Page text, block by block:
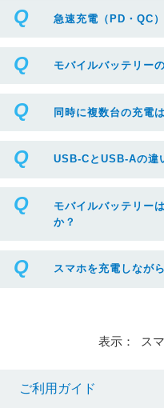
急速充電（PD・QC
モバイルバッテリー
同時に複数台の充電
USB-CとUSB-Aの違
モバイルバッテリー
か？
スマホを充電しなが
表示： ス
ご利用ガイド